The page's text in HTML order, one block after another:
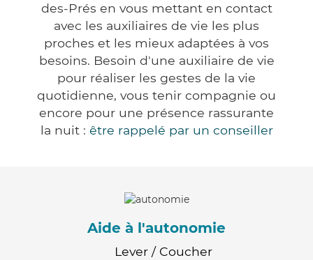
des-Prés en vous mettant en contact
avec les auxiliaires de vie les plus
proches et les mieux adaptées à vos
besoins. Besoin d'une auxiliaire de vie
pour réaliser les gestes de la vie
quotidienne, vous tenir compagnie ou
encore pour une présence rassurante
la nuit : être rappelé par un conseiller
Aide à l'autonomie
Lever / Coucher